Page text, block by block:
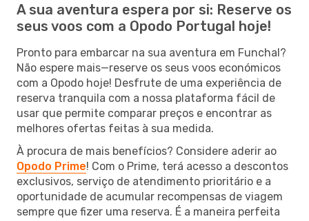
A sua aventura espera por si: Reserve os
seus voos com a Opodo Portugal hoje!
Pronto para embarcar na sua aventura em Funchal?
Não espere mais—reserve os seus voos económicos
com a Opodo hoje! Desfrute de uma experiência de
reserva tranquila com a nossa plataforma fácil de
usar que permite comparar preços e encontrar as
melhores ofertas feitas à sua medida.
À procura de mais benefícios? Considere aderir ao
Opodo Prime! Com o Prime, terá acesso a descontos
exclusivos, serviço de atendimento prioritário e a
oportunidade de acumular recompensas de viagem
sempre que fizer uma reserva. É a maneira perfeita